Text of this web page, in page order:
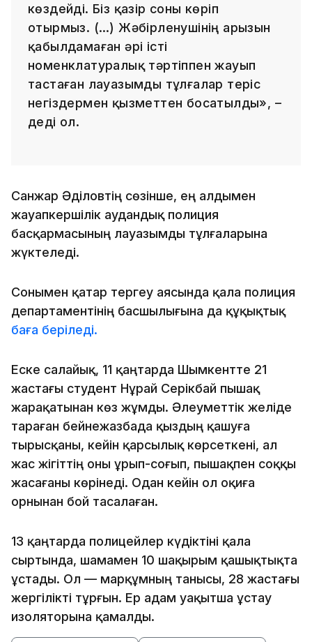
көздейді. Біз қазір соны көріп
отырмыз. (…) Жәбірленушінің арызын
қабылдамаған әрі істі
номенклатуралық тәртіппен жауып
тастаған лауазымды тұлғалар теріс
негіздермен қызметтен босатылды», –
деді ол.
Санжар Әділовтің сөзінше, ең алдымен
жауапкершілік аудандық полиция
басқармасының лауазымды тұлғаларына
жүктеледі.
Сонымен қатар тергеу аясында қала полиция
департаментінің басшылығына да құқықтық
баға беріледі.
Еске салайық, 11 қаңтарда Шымкентте 21
жастағы студент Нұрай Серікбай пышақ
жарақатынан көз жұмды. Әлеуметтік желіде
тараған бейнежазбада қыздың қашуға
тырысқаны, кейін қарсылық көрсеткені, ал
жас жігіттің оны ұрып-соғып, пышақпен соққы
жасағаны көрінеді. Одан кейін ол оқиға
орнынан бой тасалаған.
13 қаңтарда полицейлер күдіктіні қала
сыртында, шамамен 10 шақырым қашықтықта
ұстады. Ол — марқұмның танысы, 28 жастағы
жергілікті тұрғын. Ер адам уақытша ұстау
изоляторына қамалды.